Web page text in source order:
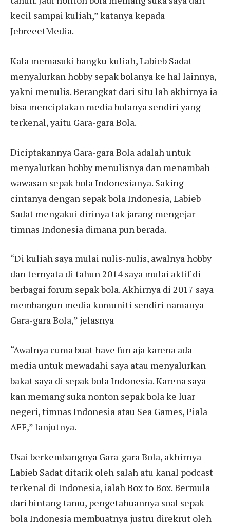
kecil sampai kuliah,” katanya kepada
JebreeetMedia.
Kala memasuki bangku kuliah, Labieb Sadat
menyalurkan hobby sepak bolanya ke hal lainnya,
yakni menulis. Berangkat dari situ lah akhirnya ia
bisa menciptakan media bolanya sendiri yang
terkenal, yaitu Gara-gara Bola.
Diciptakannya Gara-gara Bola adalah untuk
menyalurkan hobby menulisnya dan menambah
wawasan sepak bola Indonesianya. Saking
cintanya dengan sepak bola Indonesia, Labieb
Sadat mengakui dirinya tak jarang mengejar
timnas Indonesia dimana pun berada.
“Di kuliah saya mulai nulis-nulis, awalnya hobby
dan ternyata di tahun 2014 saya mulai aktif di
berbagai forum sepak bola. Akhirnya di 2017 saya
membangun media komuniti sendiri namanya
Gara-gara Bola,” jelasnya
“Awalnya cuma buat have fun aja karena ada
media untuk mewadahi saya atau menyalurkan
bakat saya di sepak bola Indonesia. Karena saya
kan memang suka nonton sepak bola ke luar
negeri, timnas Indonesia atau Sea Games, Piala
AFF,” lanjutnya.
Usai berkembangnya Gara-gara Bola, akhirnya
Labieb Sadat ditarik oleh salah atu kanal podcast
terkenal di Indonesia, ialah Box to Box. Bermula
dari bintang tamu, pengetahuannya soal sepak
bola Indonesia membuatnya justru direkrut oleh